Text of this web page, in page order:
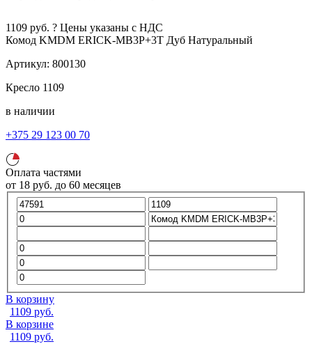
1109 руб. ? Цены указаны с НДС
Комод KMDM ERICK-MB3P+3T Дуб Натуральный
Артикул: 800130
Кресло 1109
в наличии
+375 29 123 00 70
Оплата частями
от 18 руб. до 60 месяцев
В корзину
1109 руб.
В корзине
1109 руб.